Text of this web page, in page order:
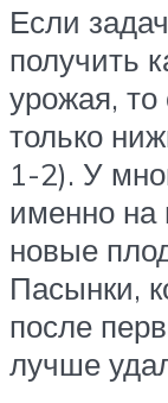
Если
получить
урожая, то
только
1-2). У
именно на
новые
Пасынки,
после
лучше